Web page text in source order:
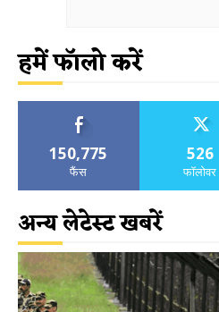
हमें फॉलो करें
150,775
फैंस
526
फॉलोवर
अन्य लेटेस्ट खबरें